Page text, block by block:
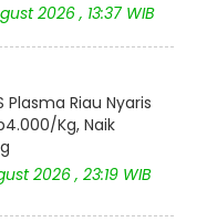
2026 , 13:37 WIB
Plasma Riau Nyaris
Kg, Naik
2026 , 23:19 WIB